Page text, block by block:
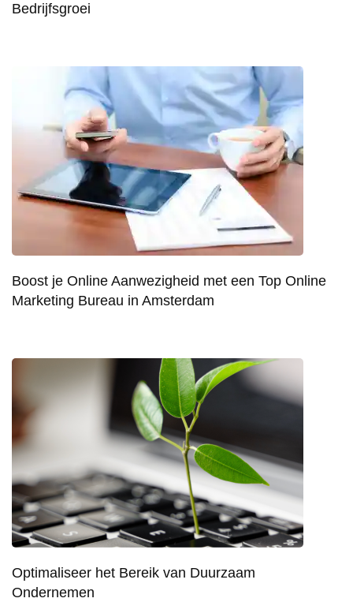
Bedrijfsgroei
Boost je Online Aanwezigheid met een Top Online
Marketing Bureau in Amsterdam
Optimaliseer het Bereik van Duurzaam
Ondernemen